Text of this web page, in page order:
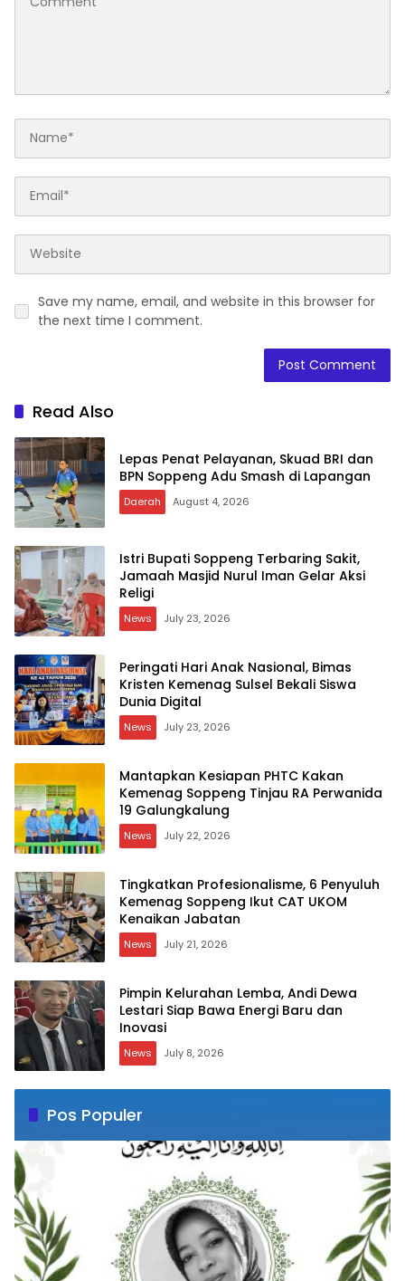
Save my name, email, and website in this browser for
the next time I comment.
Read Also
Lepas Penat Pelayanan, Skuad BRI dan
BPN Soppeng Adu Smash di Lapangan
Daerah August 4, 2026
Istri Bupati Soppeng Terbaring Sakit,
Jamaah Masjid Nurul Iman Gelar Aksi
Religi
News July 23, 2026
Peringati Hari Anak Nasional, Bimas
Kristen Kemenag Sulsel Bekali Siswa
Dunia Digital
News July 23, 2026
Mantapkan Kesiapan PHTC Kakan
Kemenag Soppeng Tinjau RA Perwanida
19 Galungkalung
News July 22, 2026
Tingkatkan Profesionalisme, 6 Penyuluh
Kemenag Soppeng Ikut CAT UKOM
Kenaikan Jabatan
News July 21, 2026
Pimpin Kelurahan Lemba, Andi Dewa
Lestari Siap Bawa Energi Baru dan
Inovasi
News July 8, 2026
Pos Populer